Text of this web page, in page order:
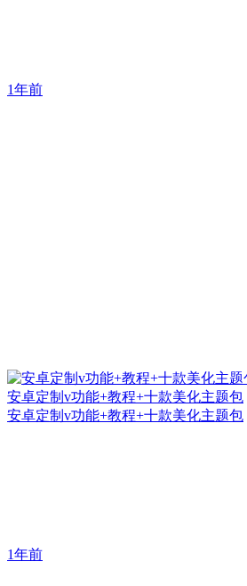
1年前
安卓定制v功能+教程+十款美化主题包
安卓定制v功能+教程+十款美化主题包
1年前